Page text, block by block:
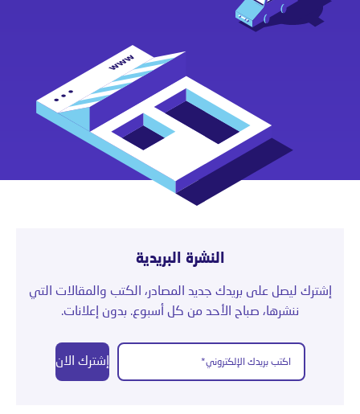
النشرة البريدية
إشترك ليصل على بريدك جديد المصادر، الكتب والمقالات التي
ننشرها، صباح الأحد من كل أسبوع. بدون إعلانات.
إشترك الان